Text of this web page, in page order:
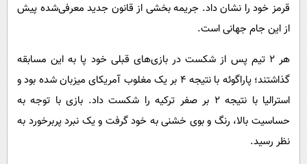
قرمز خود را نشان داد. جریمه‌ بخشی از قانون جدید معرفی‌شده پیش
از این جام جهانی است.
هر ۲ تیم پس از شکست در بازی‌های قبلی خود پا به این مسابقه
گذاشتند؛ پاراگوئه با نتیجه ۴ بر یک مغلوب آمریکای میزبان شده بود و
استرالیا با نتیجه ۲ بر صفر ترکیه را شکست داد. بازی با توجه به
حساسیت بالا، رنگ و بوی خشنی به خود گرفت و یک نبرد پربرخورد به
نظر رسید.